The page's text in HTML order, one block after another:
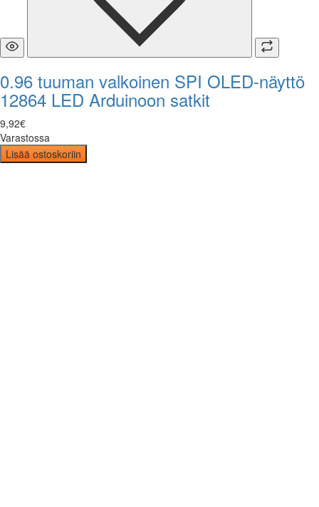
0.96 tuuman valkoinen SPI OLED-näyttö
12864 LED Arduinoon satkit
9,92€
Varastossa
Lisää ostoskoriin